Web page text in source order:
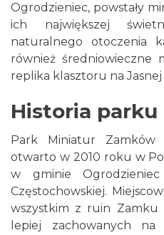
Ogrodzieniec, powstały
ich największej
naturalnego otoczenia
również średniowieczne
replika klasztoru na Jasnej
Historia parku
Park Miniatur Zamków
otwarto w 2010 roku w
w gminie
Częstochowskiej.
wszystkim z ruin Zamku
lepiej zachowanych na